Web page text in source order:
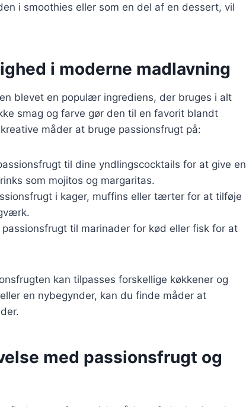
i smoothies eller som en del af en dessert, vil
i moderne madlavning
blevet en populær ingrediens, der bruges i alt
smag og farve gør den til en favorit blandt
måder at bruge passionsfrugt på:
til dine yndlingscocktails for at give en
som mojitos og margaritas.
i kager, muffins eller tærter for at tilføje
til marinader for kød eller fisk for at
kan tilpasses forskellige køkkener og
en nybegynder, kan du finde måder at
med passionsfrugt og